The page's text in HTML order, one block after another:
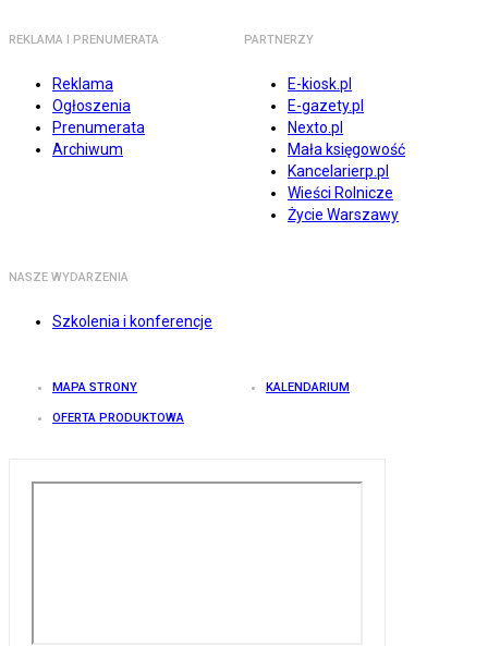
REKLAMA I PRENUMERATA
Reklama
Ogłoszenia
Prenumerata
Archiwum
PARTNERZY
E-kiosk.pl
E-gazety.pl
Nexto.pl
Mała księgowość
Kancelarierp.pl
Wieści Rolnicze
Życie Warszawy
NASZE WYDARZENIA
Szkolenia i konferencje
MAPA STRONY KALENDARIUM
OFERTA PRODUKTOWA